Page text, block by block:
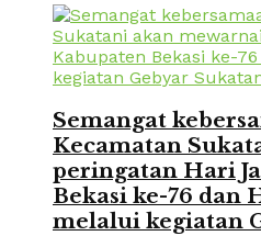
Semangat
Kecamatan
peringatan Hari
Bekasi ke-76 dan
melalui kegiatan